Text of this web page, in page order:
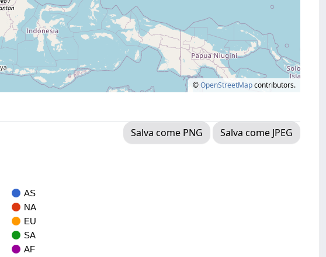
©OpenStreetMapcontributors.
Salva come PNG
Salva come JPEG
AS
NA
EU
SA
AF